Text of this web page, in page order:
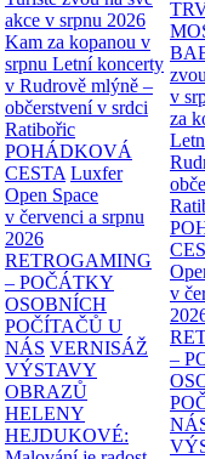
akce v srpnu 2026
Kam za kopanou v
srpnu Letní koncerty
v Rudrově mlýně –
občerstvení v srdci
Ratibořic
POHÁDKOVÁ
CESTA Luxfer
Open Space
v červenci a srpnu
2026
RETROGAMING
– POČÁTKY
OSOBNÍCH
POČÍTAČŮ U
NÁS VERNISÁŽ
VÝSTAVY
OBRAZŮ
HELENY
HEJDUKOVÉ:
v
za
v
–